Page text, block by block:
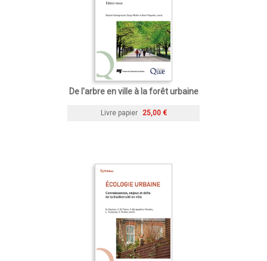
De l'arbre en ville à la forêt urbaine
Livre papier 25,00 €